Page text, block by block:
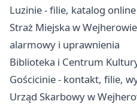
Luzinie - filie, katalog online
Straż Miejska w
alarmowy i uprawnienia
Biblioteka i Centrum
Gościcinie - kontakt, filie,
Urząd Skarbowy w